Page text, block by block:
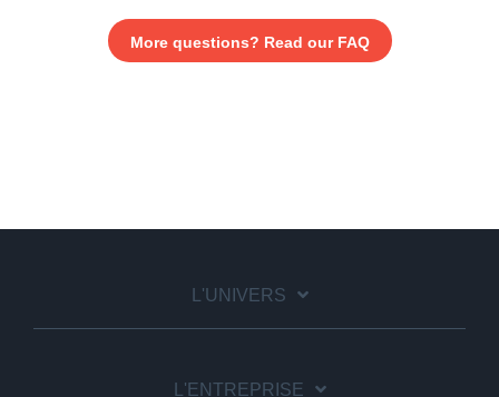
More questions? Read our FAQ
L'UNIVERS
L'ENTREPRISE